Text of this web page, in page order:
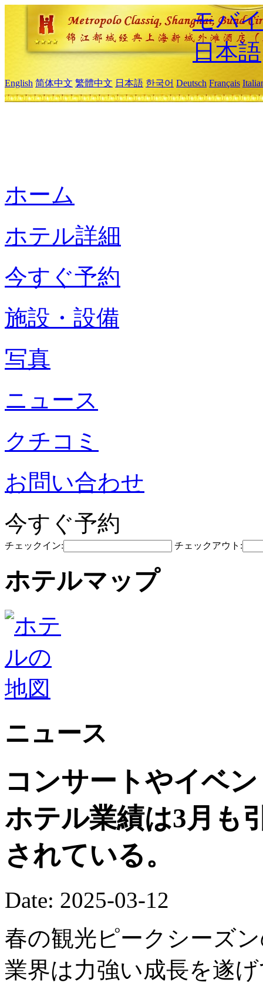
モバ
日本語
English 简体中文 繁體中文 日本語 한국어 Deutsch Français
ホーム
ホテル詳細
今すぐ予約
施設・設備
写真
ニュース
クチコミ
お問い合わせ
今すぐ予約
チェックイン: チェックアウト:
ホテルマップ
ニュース
コンサートやイベ
ホテル業績は3月も
されている。
Date: 2025-03-12
春の観光ピークシーズ
業界は力強い成長を遂